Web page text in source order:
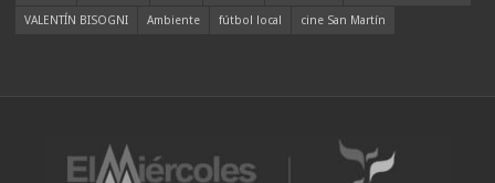
VALENTÍN BISOGNI
Ambiente fútbol local cine San Martín